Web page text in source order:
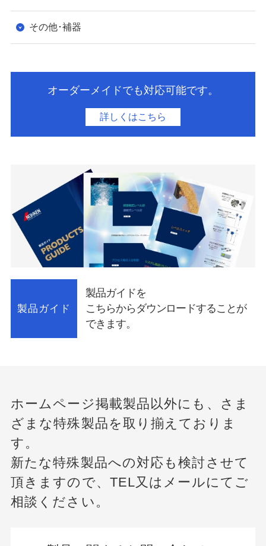
その他･補器
オーダーメイドでも対応可能です。
​詳しくはこちら
製品ガイド
製品ガイドを
こちらからダウンロードすることが
できます。
ホームページ掲載製品以外にも、さま
ざまな特殊製品を取り揃えておりま
す。
新たな特殊製品への対応も検討させて
頂きますので、 TEL又はメールにてご
相談ください。